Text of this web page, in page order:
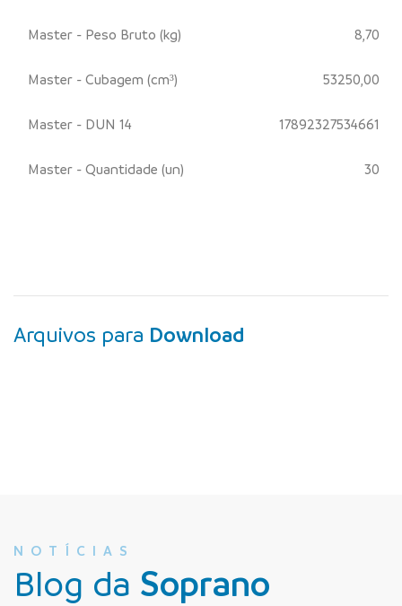
Master - Peso Bruto (kg) 8,70
Master - Cubagem (cm³) 53250,00
Master - DUN 14 17892327534661
Master - Quantidade (un) 30
Arquivos para Download
NOTÍCIAS
Blog da Soprano